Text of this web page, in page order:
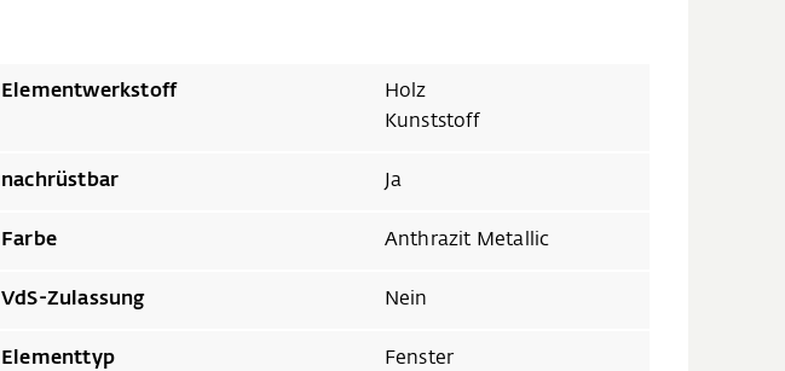
Elementwerkstoff
Holz
Kunststoff
nachrüstbar Ja
Farbe Anthrazit Metallic
VdS-Zulassung Nein
Elementtyp Fenster